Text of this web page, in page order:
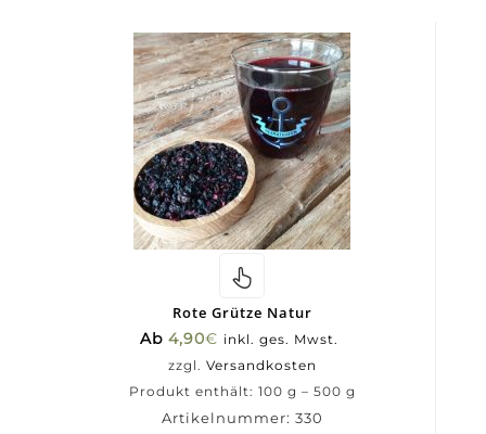
Rote Grütze Natur
Ab4,90€ inkl. ges. Mwst.
zzgl. Versandkosten
Produkt enthält: 100 g – 500 g
Artikelnummer: 330